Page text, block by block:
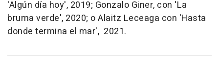
'Algún día hoy', 2019; Gonzalo Giner, con 'La
bruma verde', 2020; o Alaitz Leceaga con 'Hasta
donde termina el mar', 2021.